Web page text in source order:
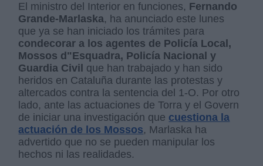
El ministro del Interior en funciones, Fernando
Grande-Marlaska, ha anunciado este lunes
que ya se han iniciado los trámites para
condecorar a los agentes de Policía Local,
Mossos d"Esquadra, Policía Nacional y
Guardia Civil que han trabajado y han sido
heridos en Cataluña durante las protestas y
altercados contra la sentencia del 1-O. Por otro
lado, ante las actuaciones de Torra y el Govern
de iniciar una investigación que cuestiona la
actuación de los Mossos, Marlaska ha
advertido que no se pueden manipular los
hechos ni las realidades.